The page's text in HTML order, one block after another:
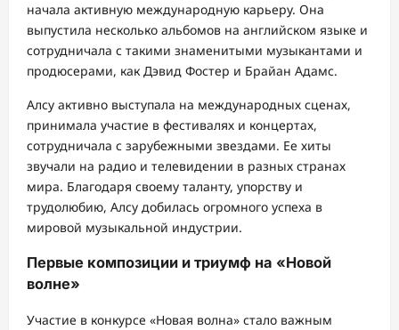
начала активную международную карьеру. Она
выпустила несколько альбомов на английском языке и
сотрудничала с такими знаменитыми музыкантами и
продюсерами, как Дэвид Фостер и Брайан Адамс.
Алсу активно выступала на международных сценах,
принимала участие в фестивалях и концертах,
сотрудничала с зарубежными звездами. Ее хиты
звучали на радио и телевидении в разных странах
мира. Благодаря своему таланту, упорству и
трудолюбию, Алсу добилась огромного успеха в
мировой музыкальной индустрии.
Первые композиции и триумф на «Новой
волне»
Участие в конкурсе «Новая волна» стало важным